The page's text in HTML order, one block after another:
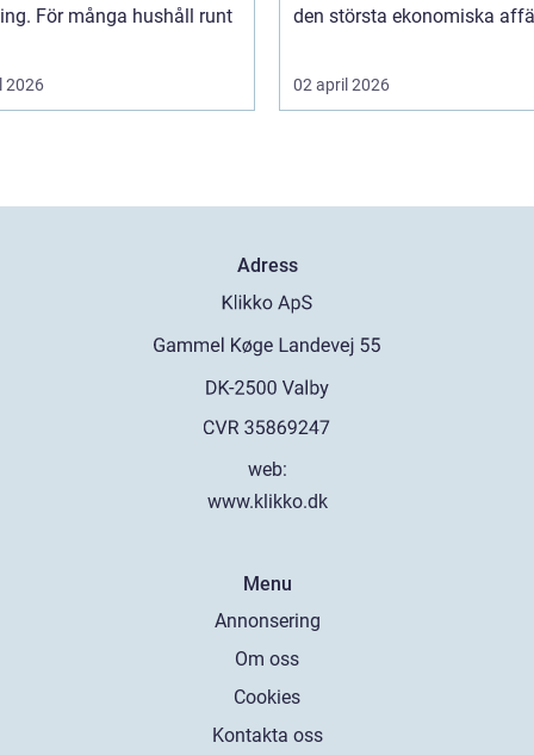
För många hushåll runt
2026
den största ekonomiska
02 april 2026
Adress
web:
www.klikko.dk
Menu
Annonsering
Om oss
Cookies
Kontakta oss